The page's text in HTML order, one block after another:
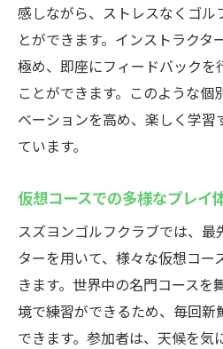
感しながら、ストレスなくゴル
とができます。インストラクタ
極め、即座にフィードバック
ことができます。このような個
ベーションを高め、楽しく学習
ています。
仮想コースでの多様なプレイ
スズヨンゴルフクラブでは、最
ターを用いて、様々な仮想コー
きます。世界中の名門コースを
境で練習ができるため、毎回新
できます。参加者は、天候を気